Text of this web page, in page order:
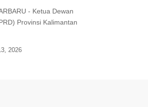
- Ketua Dewan
Provinsi Kalimantan
2026